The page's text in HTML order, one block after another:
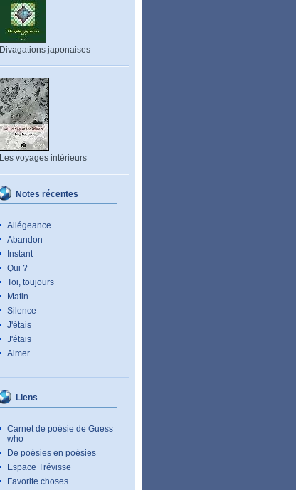
Divagations japonaises
Les voyages intérieurs
Notes récentes
Allégeance
Abandon
Instant
Qui ?
Toi, toujours
Matin
Silence
J'étais
J'étais
Aimer
Liens
Carnet de poésie de Guess
who
De poésies en poésies
Espace Trévisse
Favorite choses